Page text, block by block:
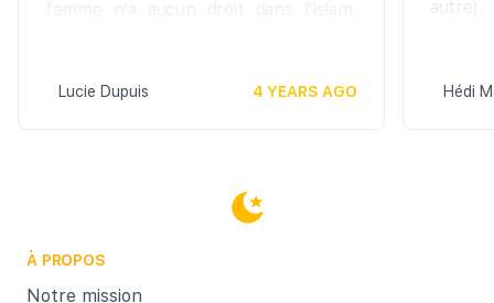
soumission. La femme musulmane
Avant d’aller plus loin, il faut rappeler
qu’il est essentiel aujourd’hui avant de
Lucie Dupuis 4 YEARS AGO Hédi
À PROPOS
Notre mission